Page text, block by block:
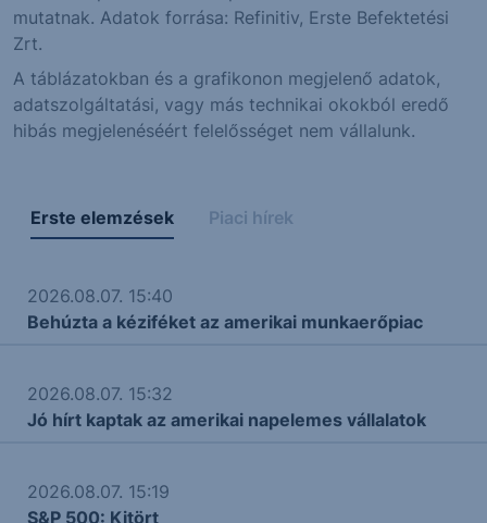
mutatnak. Adatok forrása: Refinitiv, Erste Befektetési
Zrt.
A táblázatokban és a grafikonon megjelenő adatok,
adatszolgáltatási, vagy más technikai okokból eredő
hibás megjelenéséért felelősséget nem vállalunk.
Erste elemzések Piaci hírek
2026.08.07. 15:40
Behúzta a kéziféket az amerikai munkaerőpiac
2026.08.07. 15:32
Jó hírt kaptak az amerikai napelemes vállalatok
2026.08.07. 15:19
S&P 500: Kitört